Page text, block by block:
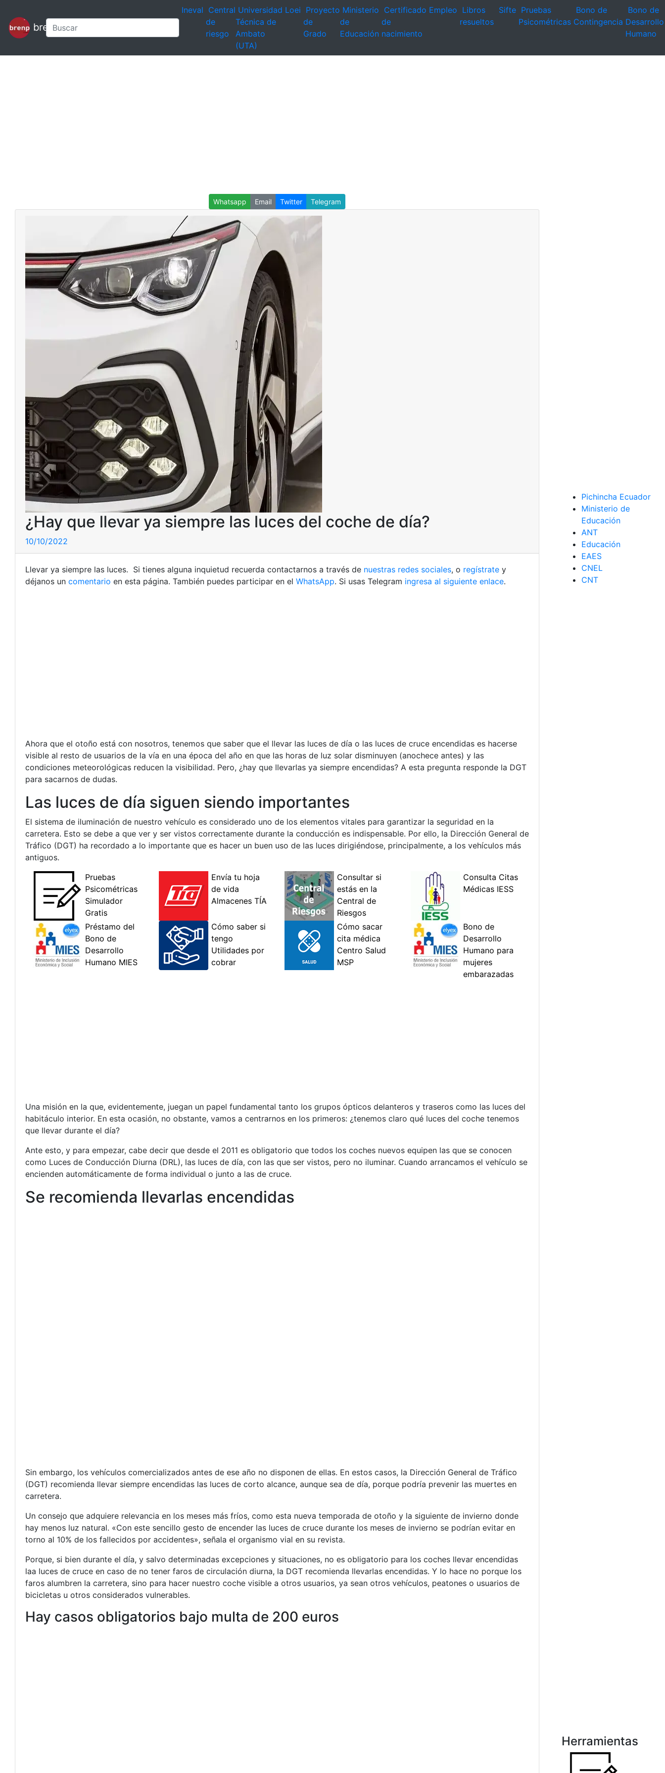
brenp
Ineval Central
de
riesgo
Universidad
Técnica de
Ambato
(UTA)
Loei Proyecto
de
Grado
Ministerio
de
Educación
Certificado
de
nacimiento
Empleo Libros
resueltos
Sifte Pruebas
Psicométricas
Bono de
Contingencia
Bono de
Desarrollo
Humano
Whatsapp Email Twitter Telegram
¿Hay que llevar ya siempre las luces del coche de día?
10/10/2022
Llevar ya siempre las luces. Si tienes alguna inquietud recuerda contactarnos a través de nuestras redes sociales, o regístrate y
déjanos un comentario en esta página. También puedes participar en el WhatsApp. Si usas Telegram ingresa al siguiente enlace.
Ahora que el otoño está con nosotros, tenemos que saber que el llevar las luces de día o las luces de cruce encendidas es hacerse
visible al resto de usuarios de la vía en una época del año en que las horas de luz solar disminuyen (anochece antes) y las
condiciones meteorológicas reducen la visibilidad. Pero, ¿hay que llevarlas ya siempre encendidas? A esta pregunta responde la DGT
para sacarnos de dudas.
Las luces de día siguen siendo importantes
El sistema de iluminación de nuestro vehículo es considerado uno de los elementos vitales para garantizar la seguridad en la
carretera. Esto se debe a que ver y ser vistos correctamente durante la conducción es indispensable. Por ello, la Dirección General de
Tráfico (DGT) ha recordado a lo importante que es hacer un buen uso de las luces dirigiéndose, principalmente, a los vehículos más
antiguos.
Una misión en la que, evidentemente, juegan un papel fundamental tanto los grupos ópticos delanteros y traseros como las luces del
habitáculo interior. En esta ocasión, no obstante, vamos a centrarnos en los primeros: ¿tenemos claro qué luces del coche tenemos
que llevar durante el día?
Ante esto, y para empezar, cabe decir que desde el 2011 es obligatorio que todos los coches nuevos equipen las que se conocen
como Luces de Conducción Diurna (DRL), las luces de día, con las que ser vistos, pero no iluminar. Cuando arrancamos el vehículo se
encienden automáticamente de forma individual o junto a las de cruce.
Se recomienda llevarlas encendidas
Sin embargo, los vehículos comercializados antes de ese año no disponen de ellas. En estos casos, la Dirección General de Tráfico
(DGT) recomienda llevar siempre encendidas las luces de corto alcance, aunque sea de día, porque podría prevenir las muertes en
carretera.
Un consejo que adquiere relevancia en los meses más fríos, como esta nueva temporada de otoño y la siguiente de invierno donde
hay menos luz natural. «Con este sencillo gesto de encender las luces de cruce durante los meses de invierno se podrían evitar en
torno al 10% de los fallecidos por accidentes», señala el organismo vial en su revista.
Porque, si bien durante el día, y salvo determinadas excepciones y situaciones, no es obligatorio para los coches llevar encendidas
laa luces de cruce en caso de no tener faros de circulación diurna, la DGT recomienda llevarlas encendidas. Y lo hace no porque los
faros alumbren la carretera, sino para hacer nuestro coche visible a otros usuarios, ya sean otros vehículos, peatones o usuarios de
bicicletas u otros considerados vulnerables.
Hay casos obligatorios bajo multa de 200 euros
Pichincha Ecuador
Ministerio de
Educación
ANT
Educación
EAES
CNEL
CNT
Herramientas